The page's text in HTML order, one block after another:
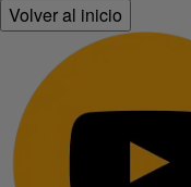
Volver al inicio